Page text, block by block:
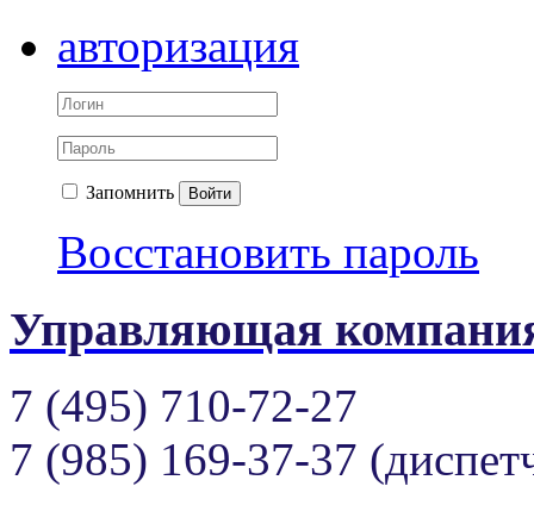
авторизация
Запомнить Войти
Восстановить пароль
Управляющая
7 (495) 710-72-27
7 (985) 169-37-37